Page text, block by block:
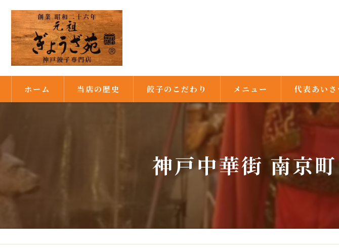
ホーム 当店の歴史
ピーナッツ油で焼き上げ
神戸牛使用の餡
餃子のこだわり メニュー 代表あいさ
神戸中華街 南京